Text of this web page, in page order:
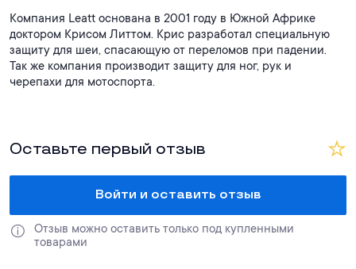
Компания Leatt основана в 2001 году в Южной Африке
доктором Крисом Литтом. Крис разработал специальную
защиту для шеи, спасающую от переломов при падении.
Так же компания производит защиту для ног, рук и
черепахи для мотоспорта.
Оставьте первый отзыв
Войти и оставить отзыв
Отзыв можно оставить только под купленными
товарами